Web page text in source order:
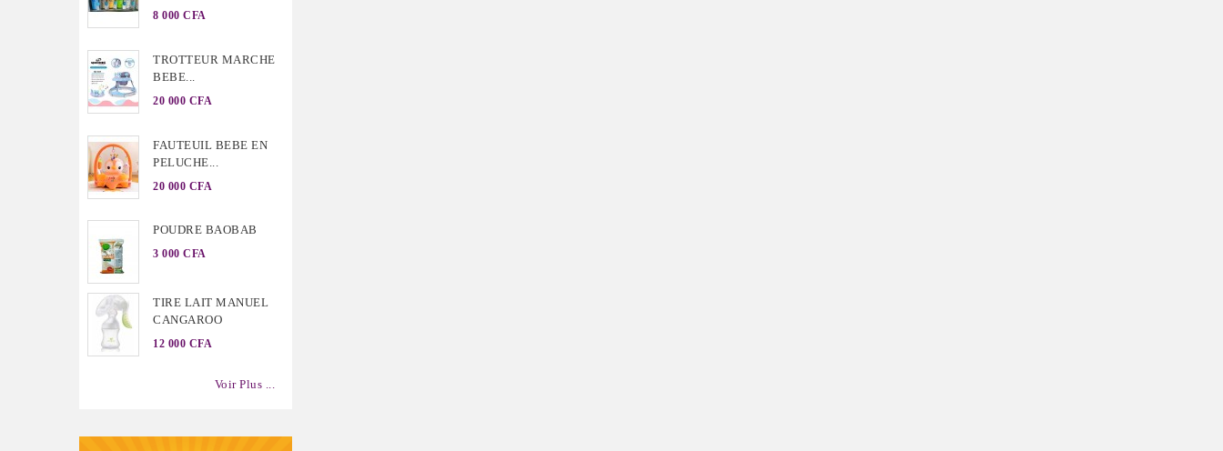
8 000 CFA
TROTTEUR MARCHE
BEBE...
20 000 CFA
FAUTEUIL BEBE EN
PELUCHE...
20 000 CFA
POUDRE BAOBAB
3 000 CFA
TIRE LAIT MANUEL
CANGAROO
12 000 CFA
Voir Plus ...